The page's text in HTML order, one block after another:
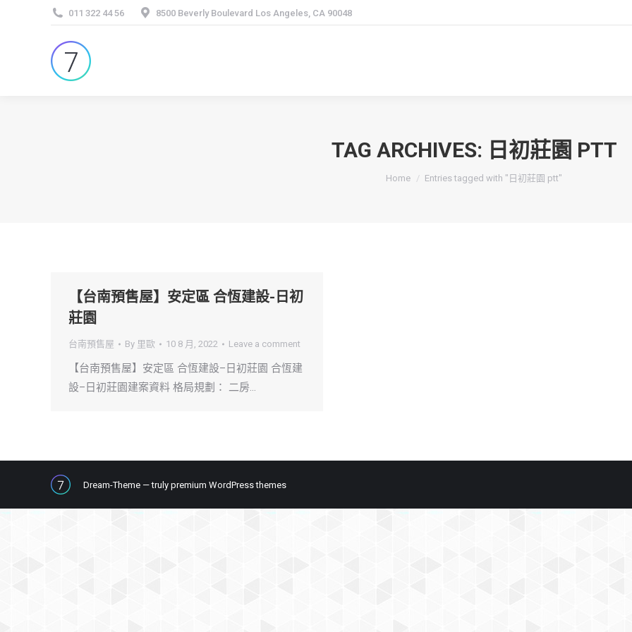
011 322 44 56 8500 Beverly Boulevard Los Angeles, CA 90048
TAG ARCHIVES: 日初莊園 PTT
You are here:
Home Entries tagged with "日初莊園 ptt"
【台南預售屋】安定區 合恆建設-日初
莊園
台南預售屋 By 里歐 10 8 月, 2022 Leave a comment
【台南預售屋】安定區 合恆建設–日初莊園 合恆建
設–日初莊園建案資料 格局規劃： 二房…
Dream-Theme — truly premium WordPress themes